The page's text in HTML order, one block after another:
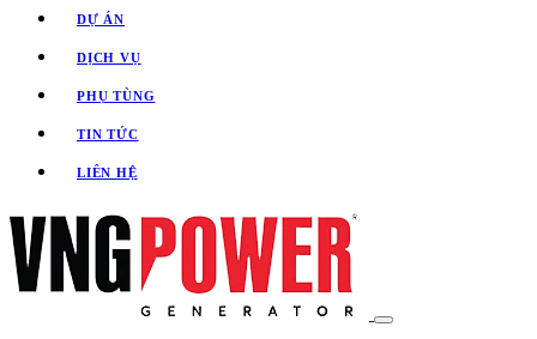
DỰ ÁN
DỊCH VỤ
PHỤ TÙNG
TIN TỨC
LIÊN HỆ